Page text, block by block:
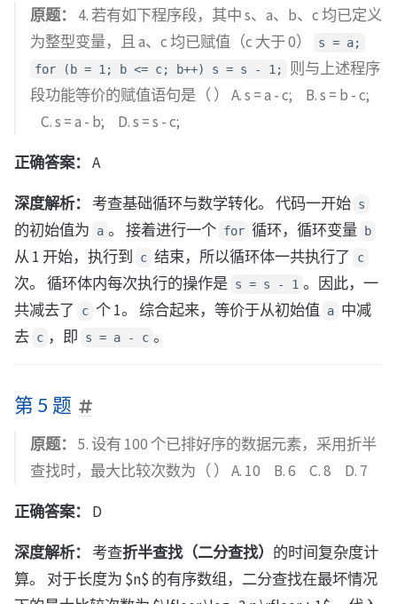
原题：
4. 若有如下程序段，其中 s、a、b、c 均已定义
为整型变量，且 a、c 均已赋值（c 大于 0）
s = a;
for (b = 1; b <= c; b++) s = s - 1;
则与上述程序
段功能等价的赋值语句是（ ） A. s = a - c; B. s = b - c;
C. s = a - b; D. s = s - c;
正确答案： A
深度解析： 考查基础循环与数学转化。 代码一开始 s
的初始值为 a 。 接着进行一个 for 循环，循环变量 b
从 1 开始，执行到 c 结束，所以循环体一共执行了 c
次。 循环体内每次执行的操作是 s = s - 1 。因此，一
共减去了
c 个 1。 综合起来，等价于从初始值 a 中减
去 c ，即 s = a - c 。
第 5 题
原题： 5. 设有 100 个已排好序的数据元素，采用折半
查找时，最大比较次数为（ ） A. 10 B. 6 C. 8 D. 7
正确答案： D
深度解析： 考查折半查找（二分查找） 的时间复杂度计
算。 对于长度为 $n$ 的有序数组，二分查找在最坏情况